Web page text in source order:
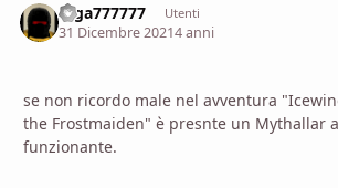
Giga777777 Utenti
31 Dicembre 20214 anni
se non ricordo male nel avventura
the Frostmaiden" è presnte un Mythallar
funzionante.